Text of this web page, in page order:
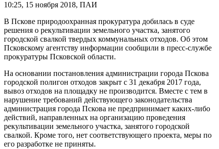
10:25, 15 ноября 2018, ПАИ
В Пскове природоохранная прокуратура добилась в суде
решения о рекультивации земельного участка, занятого
городской свалкой твердых коммунальных отходов. Об этом
Псковскому агентству информации сообщили в пресс-службе
прокуратуры Псковской области.
На основании постановления администрации города Пскова
городской полигон отходов закрыт с 31 декабря 2017 года,
вывоз отходов на площадку не производится. Вместе с тем в
нарушение требований действующего законодательства
администрация города Пскова не предпринимает каких-либо
действий, направленных на организацию проведения
рекультивации земельного участка, занятого городской
свалкой. Кроме того, нет соответствующего проекта, меры по
его разработке не приняты.